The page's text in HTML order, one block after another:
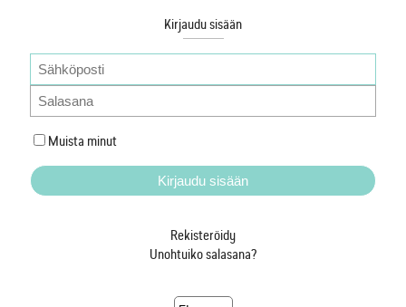
Kirjaudu sisään
Muista minut
Rekisteröidy
Unohtuiko salasana?